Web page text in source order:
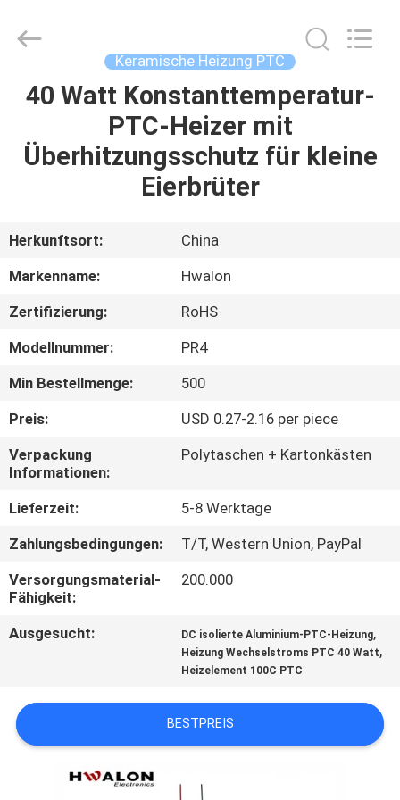
HEIM
PRODUKTE
UNS
QUALITÄTSKONTROLLE
KONTAKTIEREN
SIE
UNS
ANGEBOT
ANFORDERN
DATENSCHUTZRICHTLINIE
Reserved.
Keramische Heizung PTC
40 Watt Konstanttemperatur-
PTC-Heizer mit
Überhitzungsschutz für kleine
Eierbrüter
Herkunftsort:
China
Markenname:
Hwalon
Zertifizierung:
RoHS
Modellnummer:
PR4
Min Bestellmenge:
500
Preis:
USD 0.27-2.16 per piece
Verpackung
Informationen:
Polytaschen + Kartonkästen
Lieferzeit:
5-8 Werktage
Zahlungsbedingungen:
T/T, Western Union, PayPal
Versorgungsmaterial-
Fähigkeit:
200.000
Ausgesucht: DC isolierte Aluminium-PTC-Heizung,
Heizung Wechselstroms PTC 40 Watt,
Heizelement 100C PTC
BESTPREIS